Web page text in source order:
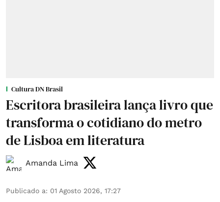
Cultura DN Brasil
Escritora brasileira lança livro que
transforma o cotidiano do metro
de Lisboa em literatura
Amanda Lima
Publicado a: 01 Agosto 2026, 17:27